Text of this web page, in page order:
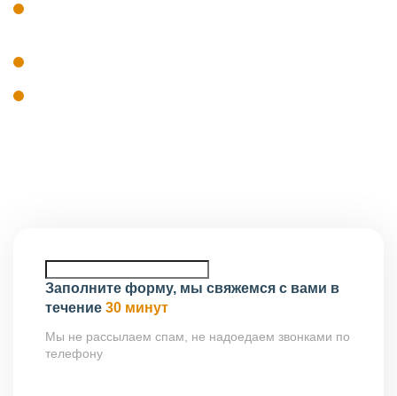
Заполните форму, мы свяжемся с вами в
течение 30 минут
Мы не рассылаем спам, не надоедаем звонками по
телефону